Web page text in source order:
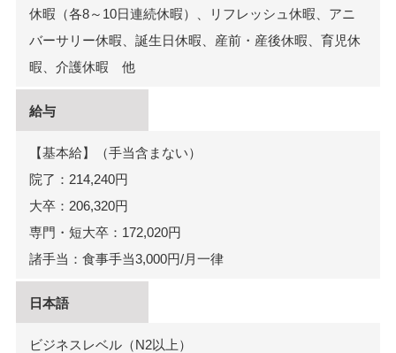
休暇（各8～10日連続休暇）、リフレッシュ休暇、アニ
バーサリー休暇、誕生日休暇、産前・産後休暇、育児休
暇、介護休暇 他
給与
【基本給】（手当含まない）
院了：214,240円
大卒：206,320円
専門・短大卒：172,020円
諸手当：食事手当3,000円/月一律
日本語
ビジネスレベル（N2以上）